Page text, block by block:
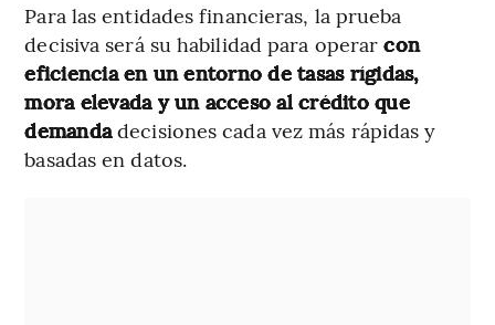
Para las entidades financieras, la prueba
decisiva será su habilidad para operarcon
eficiencia en un entorno de tasas rígidas,
mora elevada y un acceso al crédito que
demandadecisiones cada vez más rápidas y
basadas en datos.